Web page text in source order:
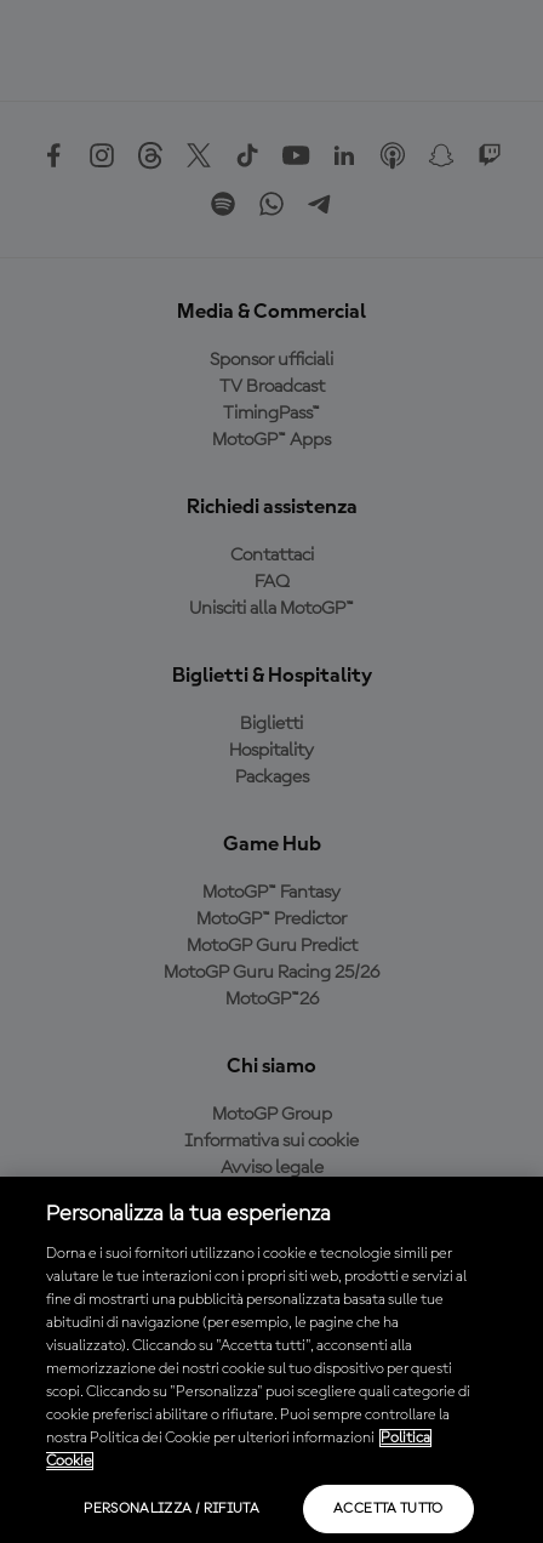
Media & Commercial
Sponsor ufficiali
TV Broadcast
TimingPass™
MotoGP™ Apps
Richiedi assistenza
Contattaci
FAQ
Unisciti alla MotoGP™
Biglietti & Hospitality
Biglietti
Hospitality
Packages
Game Hub
MotoGP™ Fantasy
MotoGP™ Predictor
MotoGP Guru Predict
MotoGP Guru Racing 25/26
MotoGP™26
Chi siamo
MotoGP Group
Informativa sui cookie
Avviso legale
Condizioni di acquisto
Scarica l'app ufficiale MotoGP™
© 2026 MotoGP Sports Entertainment Group. Tutti i diritti riservati.
Tutti i marchi sono di proprietà dei rispettivi proprietari.
Personalizza la tua esperienza
Dorna e i suoi fornitori utilizzano i cookie e tecnologie simili per
valutare le tue interazioni con i propri siti web, prodotti e servizi al
fine di mostrarti una pubblicità personalizzata basata sulle tue
abitudini di navigazione (per esempio, le pagine che ha
visualizzato). Cliccando su "Accetta tutti", acconsenti alla
memorizzazione dei nostri cookie sul tuo dispositivo per questi
scopi. Cliccando su "Personalizza" puoi scegliere quali categorie di
cookie preferisci abilitare o rifiutare. Puoi sempre controllare la
nostra Politica dei Cookie per ulteriori informazioni
Politica
Cookie
PERSONALIZZA / RIFIUTA ACCETTA TUTTO